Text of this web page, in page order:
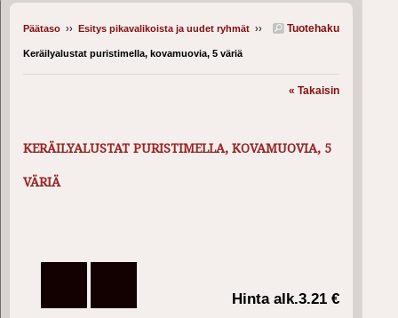
Tuotehaku
Päätaso ›› Esitys pikavalikoista ja uudet ryhmät ››
Keräilyalustat puristimella, kovamuovia, 5 väriä
« Takaisin
KERÄILYALUSTAT PURISTIMELLA, KOVAMUOVIA, 5
VÄRIÄ
Hinta alk.3.21 €